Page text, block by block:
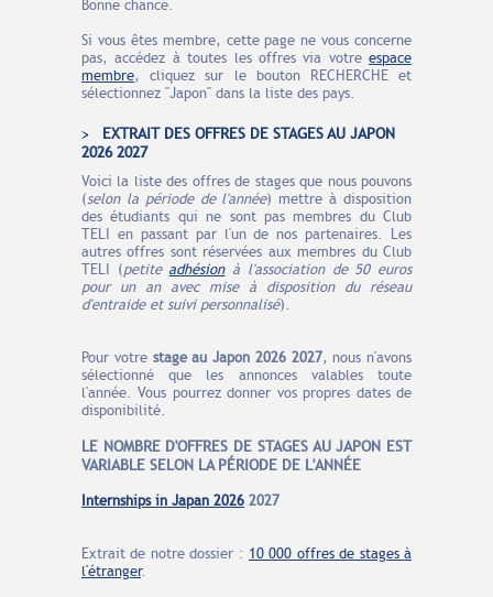
Bonne chance.
Si vous êtes membre, cette page ne vous concerne
pas, accédez à toutes les offres via votre espace
membre, cliquez sur le bouton RECHERCHE et
sélectionnez "Japon" dans la liste des pays.
EXTRAIT DES OFFRES DE STAGES AU JAPON
2026 2027
Voici la liste des offres de stages que nous pouvons
(selon la période de l'année) mettre à disposition
des étudiants qui ne sont pas membres du Club
TELI en passant par l'un de nos partenaires. Les
autres offres sont réservées aux membres du Club
TELI (petite adhésionà l'association de 50 euros
pour un an avec mise à disposition du réseau
d'entraide et suivi personnalisé).
Pour votre stage au Japon 2026 2027, nous n'avons
sélectionné que les annonces valables toute
l'année. Vous pourrez donner vos propres dates de
disponibilité.
LE NOMBRED'OFFRES DE STAGES AU JAPON EST
VARIABLE SELON LA PÉRIODE DE L'ANNÉE
Internships in Japan 2026 2027
Extrait de notre dossier : 10 000 offres de stages à
l'étranger.